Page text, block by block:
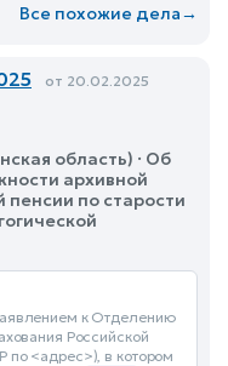
Все похожие дела→
от 20.02.2025
область) · Об
архивной
по старости
к Отделению
Российской
<адрес>), в котором